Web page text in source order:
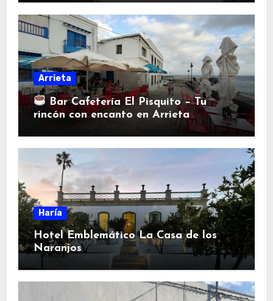
Arrieta
Bar Cafetería El Pisquito – Tu
rincón con encanto en Arrieta
Haría
Hotel Emblemático La Casa de los
Naranjos